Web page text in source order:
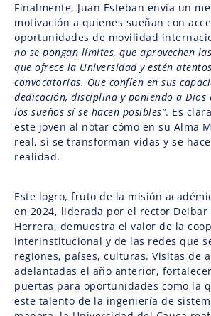
Finalmente, Juan Esteban envía un
motivación a quienes sueñan con
oportunidades de movilidad
no se pongan límites, que aprovechen
que ofrece la Universidad y estén
convocatorias. Que confíen en sus
dedicación, disciplina y poniendo a
los sueños sí se hacen posibles”. Es
este joven al notar cómo en su Alma
real, sí se transforman vidas y se
realidad.
Este logro, fruto de la misión
en 2024, liderada por el rector Deibar
Herrera, demuestra el valor de la
interinstitucional y de las redes que
regiones, países, culturas. Visitas de
adelantadas el año anterior,
puertas para oportunidades como la
este talento de la ingeniería de